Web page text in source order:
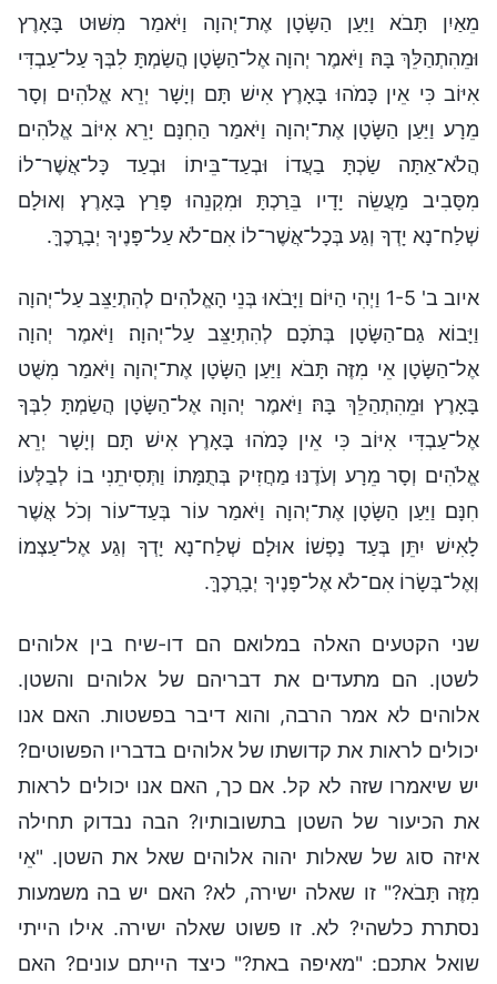
מֵאַיִן תָּבֹא וַיַּעַן הַשָּׂטָן אֶת־יְהוָה וַיֹּאמַר מִשּׁוּט בָּאָרֶץ
וּמֵהִתְהַלֵּךְ בָּהּ׃ וַיֹּאמֶר יְהוָה אֶל־הַשָּׂטָן הֲשַׂמְתָּ לִבְּךָ עַל־עַבְדִּי
אִיּוֹב כִּי אֵין כָּמֹהוּ בָּאָרֶץ אִישׁ תָּם וְיָשָׁר יְרֵא אֱלֹהִים וְסָר
מֵרָע׃ וַיַּעַן הַשָּׂטָן אֶת־יְהוָה וַיֹּאמַר הַחִנָּם יָרֵא אִיּוֹב אֱלֹהִים׃
הֲלֹא־אַתָּה שַׂכְתָּ בַעֲדוֹ וּבְעַד־בֵּיתוֹ וּבְעַד כָּל־אֲשֶׁר־לוֹ
מִסָּבִיב מַעֲשֵׂה יָדָיו בֵּרַכְתָּ וּמִקְנֵהוּ פָּרַץ בָּאָרֶץ׃ וְאוּלָם
שְׁלַח־נָא יָדְךָ וְגַע בְּכָל־אֲשֶׁר־לוֹ אִם־לֹא עַל־פָּנֶיךָ יְבָרֲכֶךָּ.
איוב ב' 1-5 וַיְהִי הַיּוֹם וַיָּבֹאוּ בְּנֵי הָאֱלֹהִים לְהִתְיַצֵּב עַל־יְהוָה
וַיָּבוֹא גַם־הַשָּׂטָן בְּתֹכָם לְהִתְיַצֵּב עַל־יְהוָה׃ וַיֹּאמֶר יְהוָה
אֶל־הַשָּׂטָן אֵי מִזֶּה תָּבֹא וַיַּעַן הַשָּׂטָן אֶת־יְהוָה וַיֹּאמַר מִשֻּׁט
בָּאָרֶץ וּמֵהִתְהַלֵּךְ בָּהּ׃ וַיֹּאמֶר יְהוָה אֶל־הַשָּׂטָן הֲשַׂמְתָּ לִבְּךָ
אֶל־עַבְדִּי אִיּוֹב כִּי אֵין כָּמֹהוּ בָּאָרֶץ אִישׁ תָּם וְיָשָׁר יְרֵא
אֱלֹהִים וְסָר מֵרָע וְעֹדֶנּוּ מַחֲזִיק בְּתֻמָּתוֹ וַתְּסִיתֵנִי בוֹ לְבַלְּעוֹ
חִנָּם׃ וַיַּעַן הַשָּׂטָן אֶת־יְהוָה וַיֹּאמַר עוֹר בְּעַד־עוֹר וְכֹל אֲשֶׁר
לָאִישׁ יִתֵּן בְּעַד נַפְשׁוֹ׃ אוּלָם שְׁלַח־נָא יָדְךָ וְגַע אֶל־עַצְמוֹ
וְאֶל־בְּשָׂרוֹ אִם־לֹא אֶל־פָּנֶיךָ יְבָרֲכֶךָּ.
שני הקטעים האלה במלואם הם דו-שיח בין אלוהים
לשטן. הם מתעדים את דבריהם של אלוהים והשטן.
אלוהים לא אמר הרבה, והוא דיבר בפשטות. האם אנו
יכולים לראות את קדושתו של אלוהים בדבריו הפשוטים?
יש שיאמרו שזה לא קל. אם כך, האם אנו יכולים לראות
את הכיעור של השטן בתשובותיו? הבה נבדוק תחילה
איזה סוג של שאלות יהוה אלוהים שאל את השטן. "אֵי
מִזֶּה תָּבֹא?" זו שאלה ישירה, לא? האם יש בה משמעות
נסתרת כלשהי? לא. זו פשוט שאלה ישירה. אילו הייתי
שואל אתכם: "מאיפה באת?" כיצד הייתם עונים? האם